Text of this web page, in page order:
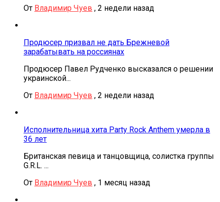
От Владимир Чуев , 2 недели назад
Продюсер призвал не дать Брежневой
зарабатывать на россиянах
Продюсер Павел Рудченко высказался о решении
украинской...
От Владимир Чуев , 2 недели назад
Исполнительница хита Party Rock Anthem умерла в
36 лет
Британская певица и танцовщица, солистка группы
G.R.L. ...
От Владимир Чуев , 1 месяц назад